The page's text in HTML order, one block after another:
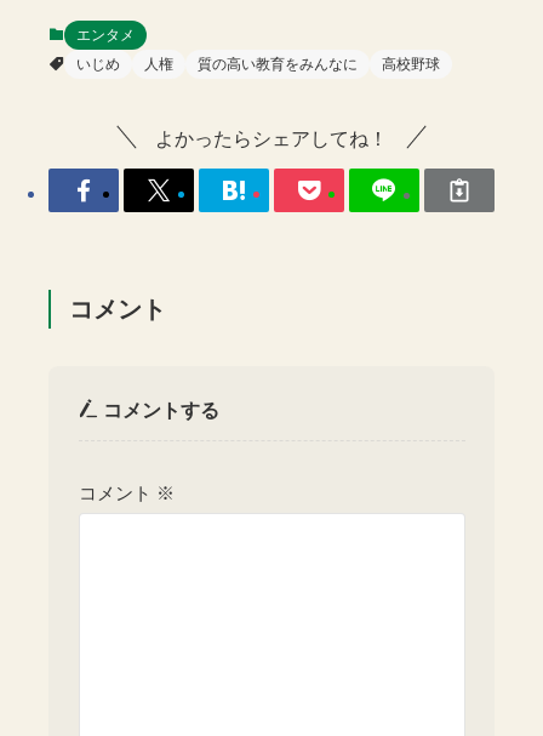
エンタメ
いじめ
人権 質の高い教育をみんなに 高校野球
よかったらシェアしてね！
コメント
コメントする
コメント ※